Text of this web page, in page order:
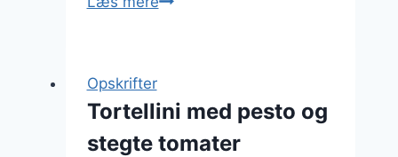
i
flødesauce
Opskrifter
Tortellini med pesto og
stegte tomater